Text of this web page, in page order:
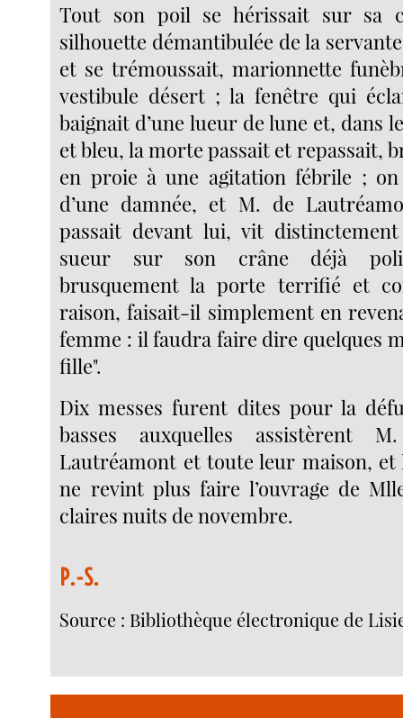
Tout son poil se hérissait sur sa
silhouette démantibulée de la
et se trémoussait, marionnette
vestibule désert ; la fenêtre qui
baignait d’une lueur de lune et, dans
et bleu, la morte passait et repassait,
en proie à une agitation fébrile ; on
d’une damnée, et M. de
passait devant lui, vit
sueur sur son crâne déjà
brusquement la porte terrifié et
raison, faisait-il simplement en
femme : il faudra faire dire quelques
fille".
Dix messes furent dites pour la
basses auxquelles assistèrent
Lautréamont et toute leur maison, et
ne revint plus faire l’ouvrage de
claires nuits de novembre.
P.-S.
Source : Bibliothèque électronique de